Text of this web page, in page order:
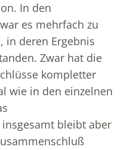
In den
es mehrfach zu
in deren Ergebnis
Zwar hat die
kompletter
wie in den einzelnen
bleibt aber